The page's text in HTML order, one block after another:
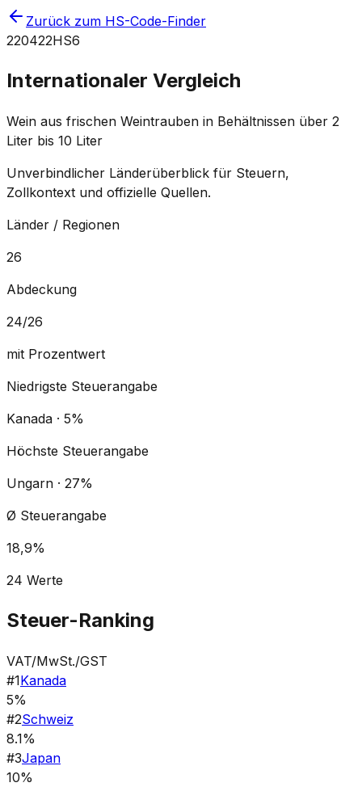
Zurück zum HS-Code-Finder
220422HS6
Internationaler Vergleich
Wein aus frischen Weintrauben in Behältnissen über 2
Liter bis 10 Liter
Unverbindlicher Länderüberblick für Steuern,
Zollkontext und offizielle Quellen.
Länder / Regionen
26
Abdeckung
24/26
mit Prozentwert
Niedrigste Steuerangabe
Kanada · 5%
Höchste Steuerangabe
Ungarn · 27%
Ø Steuerangabe
18,9%
24 Werte
Steuer-Ranking
VAT/MwSt./GST
#1Kanada
5%
#2Schweiz
8.1%
#3Japan
10%